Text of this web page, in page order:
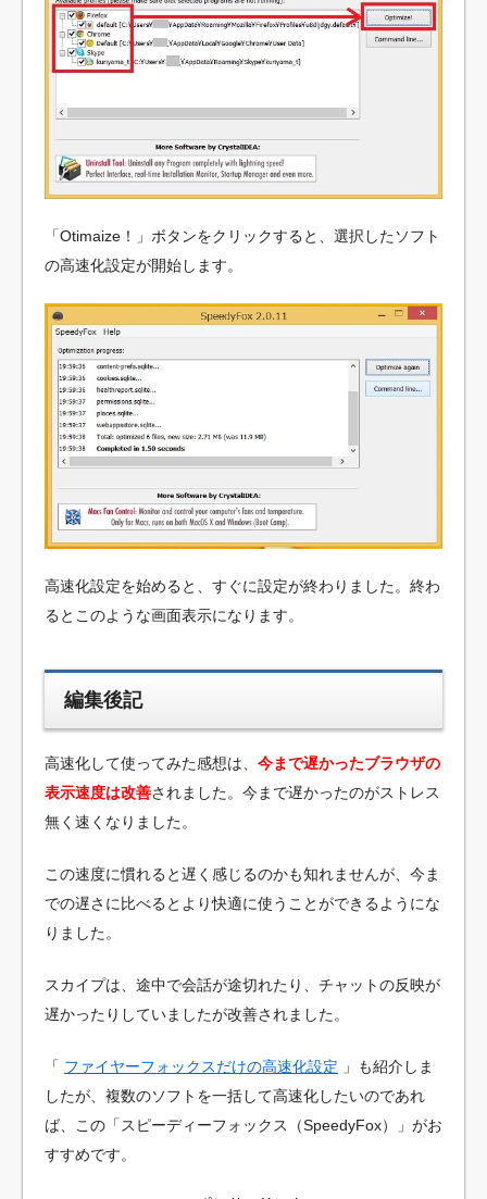
「Otimaize！」ボタンをクリックすると、選択したソフト
の高速化設定が開始します。
高速化設定を始めると、すぐに設定が終わりました。終わ
るとこのような画面表示になります。
編集後記
高速化して使ってみた感想は、 今まで遅かったブラウザの
表示速度は改善されました。今まで遅かったのがストレス
無く速くなりました。
この速度に慣れると遅く感じるのかも知れませんが、今ま
での遅さに比べるとより快適に使うことができるようにな
りました。
スカイプは、途中で会話が途切れたり、チャットの反映が
遅かったりしていましたが改善されました。
「 ファイヤーフォックスだけの高速化設定 」も紹介しま
したが、複数のソフトを一括して高速化したいのであれ
ば、この「スピーディーフォックス（SpeedyFox）」がお
すすめです。